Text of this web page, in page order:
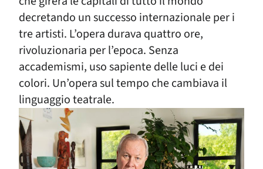
decretando un successo internazionale per i
tre artisti. L’opera durava quattro ore,
rivoluzionaria per l’epoca. Senza
accademismi, uso sapiente delle luci e dei
colori. Un’opera sul tempo che cambiava il
linguaggio teatrale.